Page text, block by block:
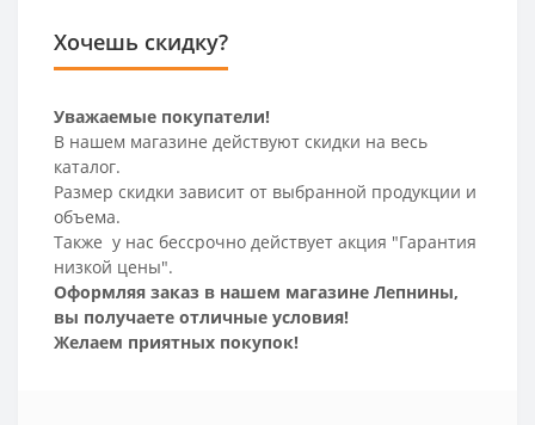
Хочешь скидку?
Уважаемые покупатели!
В нашем магазине действуют скидки на весь
каталог.
Размер скидки зависит от выбранной продукции и
объема.
Также у нас бессрочно действует акция "Гарантия
низкой цены".
Оформляя заказ в нашем магазине Лепнины,
вы получаете отличные условия!
Желаем приятных покупок!